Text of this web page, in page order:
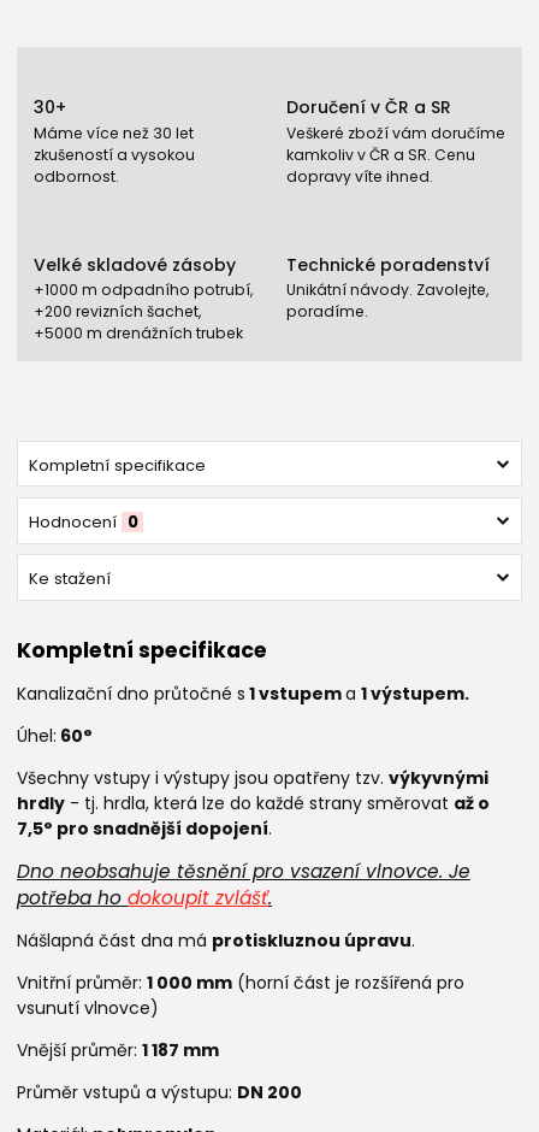
30+
Máme více než 30 let
zkušeností a vysokou
odbornost.
Doručení v ČR a SR
Veškeré zboží vám doručíme
kamkoliv v ČR a SR. Cenu
dopravy víte ihned.
Velké skladové zásoby
+1000 m odpadního potrubí,
+200 revizních šachet,
+5000 m drenážních trubek
Technické poradenství
Unikátní návody. Zavolejte,
poradíme.
Kompletní specifikace
Hodnocení 0
Ke stažení
Kompletní specifikace
Kanalizační dno průtočné s 1 vstupema 1 výstupem.
Úhel: 60°
Všechny vstupy i výstupy jsou opatřeny tzv. výkyvnými
hrdly - tj. hrdla, která lze do každé strany směrovat až o
7,5° pro snadnější dopojení.
Dno neobsahuje těsnění pro vsazení vlnovce. Je
potřeba ho dokoupit zvlášť.
Nášlapná část dna má protiskluznou úpravu.
Vnitřní průměr: 1 000 mm (horní část je rozšířená pro
vsunutí vlnovce)
Vnější průměr: 1 187 mm
Průměr vstupů a výstupu: DN 200